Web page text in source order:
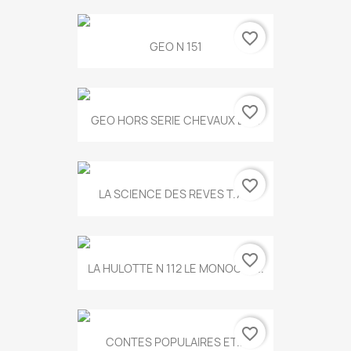
GEO N 151 favorite_border
GEO HORS SERIE CHEVAUX ET...
favorite_border
LA SCIENCE DES REVES T.787
favorite_border
LA HULOTTE N 112 LE MONOCLE...
favorite_border
CONTES POPULAIRES ET...favorite_border